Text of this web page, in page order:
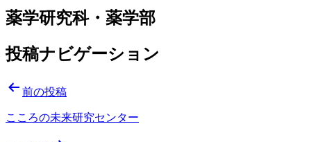
薬学研究科・薬学部
投稿ナビゲーション
前の投稿
こころの未来研究センター